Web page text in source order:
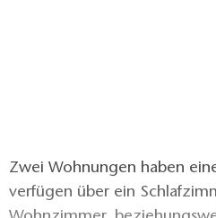
Zwei Wohnungen haben
verfügen über ein